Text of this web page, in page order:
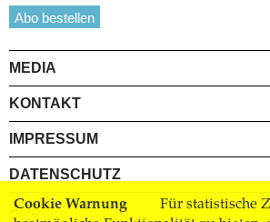
Cookie Warnung
Für statistische
Abo bestellen
MEDIA
KONTAKT
IMPRESSUM
DATENSCHUTZ
AGB